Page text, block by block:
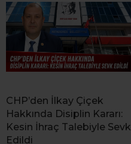
CHP’den İlkay Çiçek
Hakkında Disiplin Kararı:
Kesin İhraç Talebiyle Sevk
Edildi